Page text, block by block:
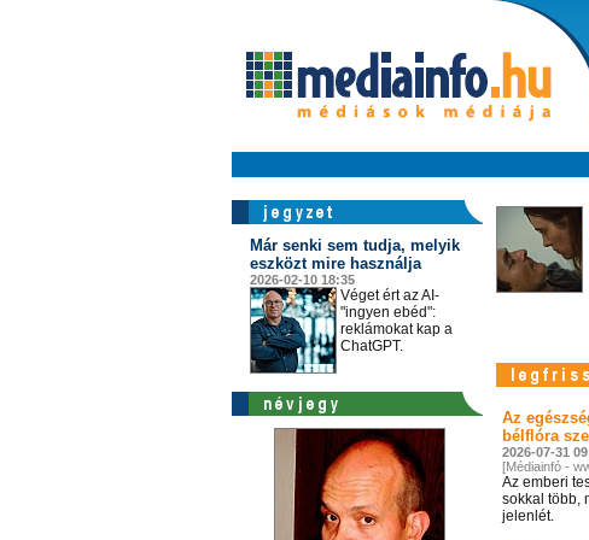
Már senki sem tudja, melyik
eszközt mire használja
2026-02-10 18:35
Véget ért az AI-
"ingyen ebéd":
reklámokat kap a
ChatGPT.
Az
bélflóra
2026-07-31
[Médiainfó -
Az emberi
sokkal több,
jelenlét.